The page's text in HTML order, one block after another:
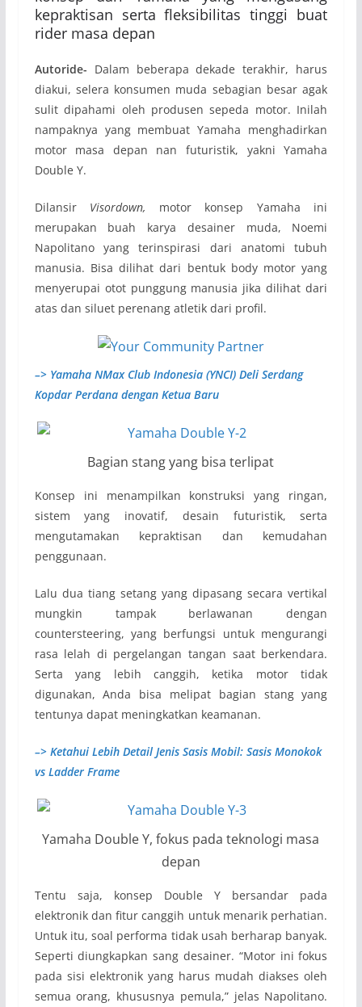
kepraktisan serta fleksibilitas tinggi buat
rider masa depan
Autoride- Dalam beberapa dekade terakhir, harus
diakui, selera konsumen muda sebagian besar agak
sulit dipahami oleh produsen sepeda motor. Inilah
nampaknya yang membuat Yamaha menghadirkan
motor masa depan nan futuristik, yakni Yamaha
Double Y.
Dilansir Visordown, motor konsep Yamaha ini
merupakan buah karya desainer muda, Noemi
Napolitano yang terinspirasi dari anatomi tubuh
manusia. Bisa dilihat dari bentuk body motor yang
menyerupai otot punggung manusia jika dilihat dari
atas dan siluet perenang atletik dari profil.
–> Yamaha NMax Club Indonesia (YNCI) Deli Serdang
Kopdar Perdana dengan Ketua Baru
Bagian stang yang bisa terlipat
Konsep ini menampilkan konstruksi yang ringan,
sistem yang inovatif, desain futuristik, serta
mengutamakan kepraktisan dan kemudahan
penggunaan.
Lalu dua tiang setang yang dipasang secara vertikal
mungkin tampak berlawanan dengan
countersteering, yang berfungsi untuk mengurangi
rasa lelah di pergelangan tangan saat berkendara.
Serta yang lebih canggih, ketika motor tidak
digunakan, Anda bisa melipat bagian stang yang
tentunya dapat meningkatkan keamanan.
–> Ketahui Lebih Detail Jenis Sasis Mobil: Sasis Monokok
vs Ladder Frame
Yamaha Double Y, fokus pada teknologi masa
depan
Tentu saja, konsep Double Y bersandar pada
elektronik dan fitur canggih untuk menarik perhatian.
Untuk itu, soal performa tidak usah berharap banyak.
Seperti diungkapkan sang desainer. “Motor ini fokus
pada sisi elektronik yang harus mudah diakses oleh
semua orang, khususnya pemula,” jelas Napolitano.